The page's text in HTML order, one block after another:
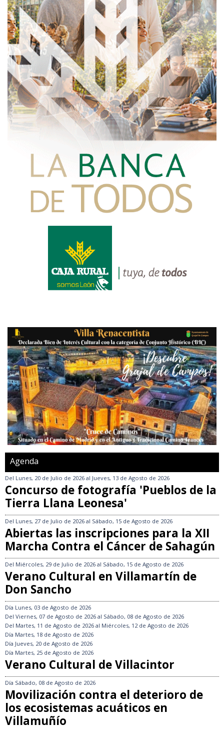
Agenda
Del Lunes, 20 de Julio de 2026 al Jueves, 13 de Agosto de 2026
Concurso de fotografía 'Pueblos de la
Tierra Llana Leonesa'
Del Lunes, 27 de Julio de 2026 al Sábado, 15 de Agosto de 2026
Abiertas las inscripciones para la XII
Marcha Contra el Cáncer de Sahagún
Del Miércoles, 29 de Julio de 2026 al Sábado, 15 de Agosto de 2026
Verano Cultural en Villamartín de
Don Sancho
Día Lunes, 03 de Agosto de 2026
Del Viernes, 07 de Agosto de 2026 al Sábado, 08 de Agosto de 2026
Del Martes, 11 de Agosto de 2026 al Miércoles, 12 de Agosto de 2026
Día Martes, 18 de Agosto de 2026
Día Jueves, 20 de Agosto de 2026
Día Martes, 25 de Agosto de 2026
Verano Cultural de Villacintor
Día Sábado, 08 de Agosto de 2026
Movilización contra el deterioro de
los ecosistemas acuáticos en
Villamuñío